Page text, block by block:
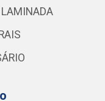
LAMINADA